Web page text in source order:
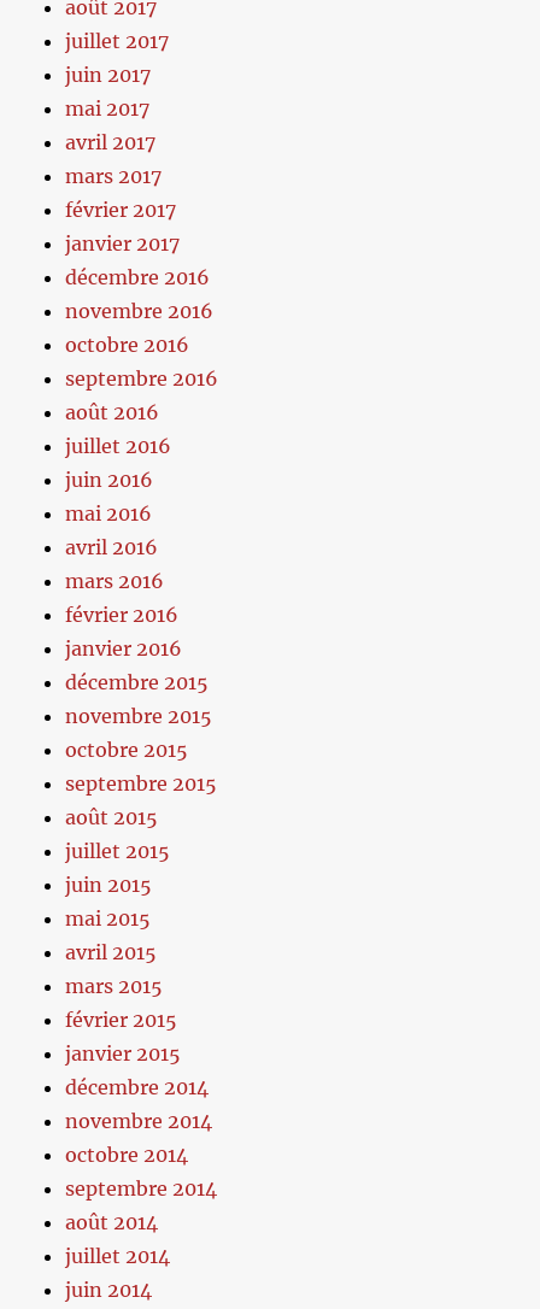
août 2017
juillet 2017
juin 2017
mai 2017
avril 2017
mars 2017
février 2017
janvier 2017
décembre 2016
novembre 2016
octobre 2016
septembre 2016
août 2016
juillet 2016
juin 2016
mai 2016
avril 2016
mars 2016
février 2016
janvier 2016
décembre 2015
novembre 2015
octobre 2015
septembre 2015
août 2015
juillet 2015
juin 2015
mai 2015
avril 2015
mars 2015
février 2015
janvier 2015
décembre 2014
novembre 2014
octobre 2014
septembre 2014
août 2014
juillet 2014
juin 2014